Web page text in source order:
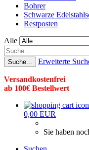
Bohrer
Schwarze
Restposten
Alle
Suche... Erweiterte
Versandkostenfrei
ab 100€ Bestellwert
0,00 EUR
Sie haben